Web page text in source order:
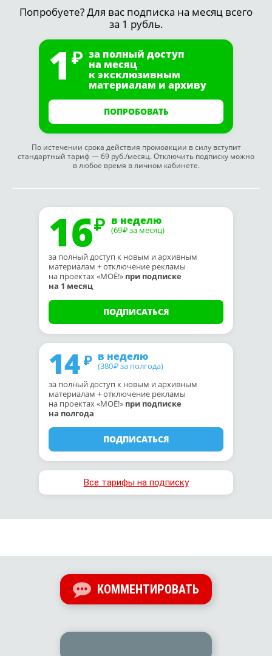
Попробуете? Для вас подписка на месяц всего
за 1 рубль.
1 за полный доступ
на месяц
к эксклюзивным
материалам и архиву
ПОПРОБОВАТЬ
По истечении срока действия промоакции в силу вступит
стандартный тариф — 69 руб./месяц. Отключить подписку можно
в любое время в личном кабинете.
16 в неделю
(69₽ за месяц)
за полный доступ к новым и архивным
материалам + отключение рекламы
на проектах «МОЁ!» при подписке
на 1 месяц
ПОДПИСАТЬСЯ
14 в неделю
(380₽ за полгода)
за полный доступ к новым и архивным
материалам + отключение рекламы
на проектах «МОЁ!» при подписке
на полгода
ПОДПИСАТЬСЯ
Все тарифы на подписку
КОММЕНТИРОВАТЬ